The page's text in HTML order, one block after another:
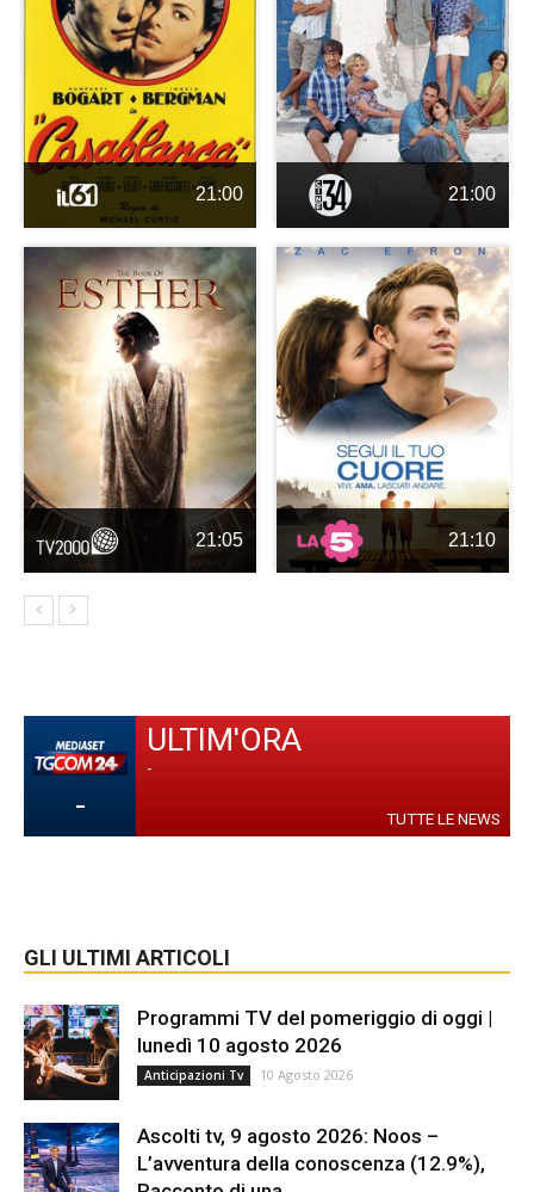
21:00 21:00
21:05 21:10
-
ULTIM'ORA
-
TUTTE LE NEWS
GLI ULTIMI ARTICOLI
Programmi TV del pomeriggio di oggi |
lunedì 10 agosto 2026
Anticipazioni Tv 10 Agosto 2026
Ascolti tv, 9 agosto 2026: Noos –
L’avventura della conoscenza (12.9%),